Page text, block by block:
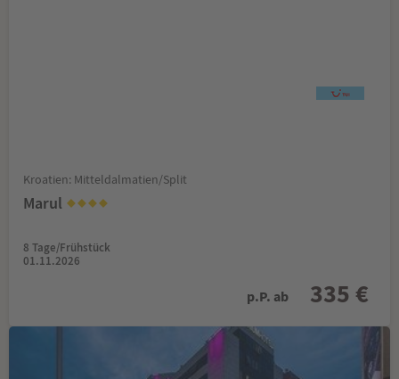
Kroatien: Mitteldalmatien/Split
Marul
8 Tage/Frühstück
01.11.2026
p.P. ab 335 €